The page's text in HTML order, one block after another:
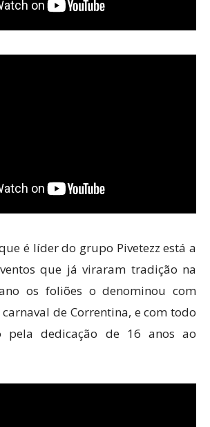
é líder do grupo Pivetezz está a
que já viraram tradição na
os foliões o denominou com
de Correntina, e com todo
pela dedicação de 16 anos ao